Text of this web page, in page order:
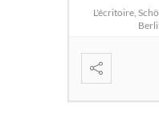
L'écritoire,